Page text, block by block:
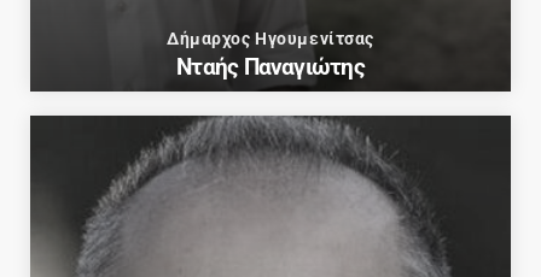
Δήμαρχος Ηγουμενίτσας
Νταής Παναγιώτης